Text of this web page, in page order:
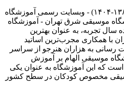
کلیه حقوق محفوظ است (۱۳۸۴-۱۴۰۴) - وبسایت رسمی آموزشگاه
موسیقی شرق تهران - آموزشگاه
سال تجربه، به عنوان بهترین
با همکاری مجرب‌ترین اساتید
به هزاران هنرجو از سراسر
موسیقی الهام بر آموزش
که این آموزشگاه به عنوان یکی
مخصوص کودکان در سطح کشور